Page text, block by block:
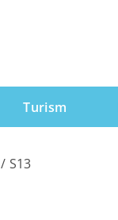
Turism
/ S13